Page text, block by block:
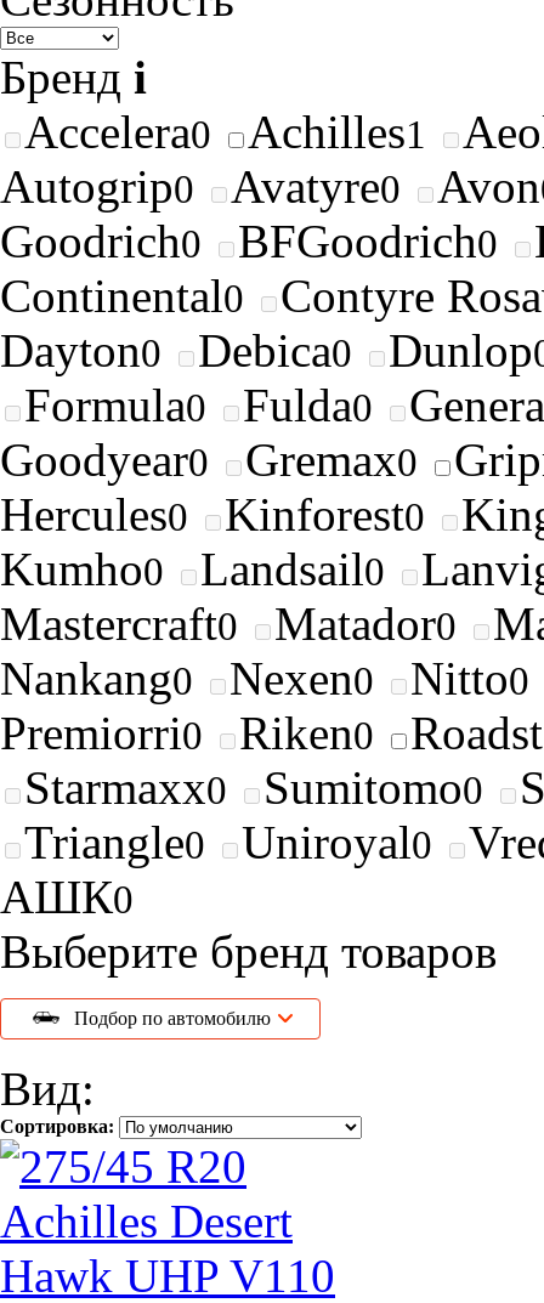
Бренд i
Accelera0 Achilles1
Autogrip0 Avatyre0 Avon
Goodrich0 BFGoodrich0
Continental0
Contyre
Dayton0 Debica0 Dunlop
Formula0 Fulda0
Goodyear0 Gremax0
Hercules0 Kinforest0
Kumho0 Landsail0
Mastercraft0 Matador0
Nankang0 Nexen0 Nitto0
Premiorri0 Riken0
Starmaxx0 Sumitomo0
Triangle0 Uniroyal0
АШК0
Выберите бренд товаров
Подбор по автомобилю
Вид:
Сортировка: